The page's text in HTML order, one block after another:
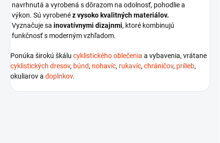
navrhnutá a vyrobená s dôrazom na odolnosť, pohodlie a
výkon. Sú vyrobenéz vysoko kvalitných materiálov.
Vyznačuje sa inovatívnymi dizajnmi, ktoré kombinujú
funkčnosť s moderným vzhľadom.
Ponúka širokú škálu cyklistického oblečenia a vybavenia, vrátane
cyklistických dresov, búnd, nohavíc, rukavíc, chráničov, prilieb,
okuliarov a doplnkov.